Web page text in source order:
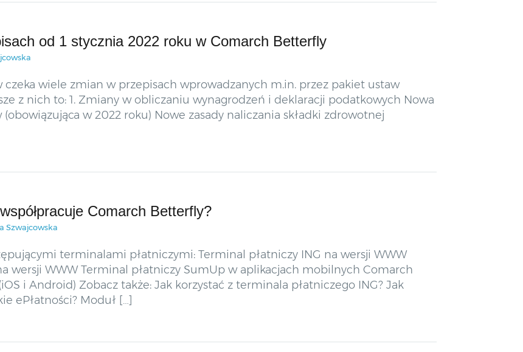
od 1 stycznia 2022 roku w Comarch Betterfly
wiele zmian w przepisach wprowadzanych m.in. przez pakiet ustaw
z nich to: 1. Zmiany w obliczaniu wynagrodzeń i deklaracji podatkowych Nowa
w 2022 roku) Nowe zasady naliczania składki zdrowotnej
Comarch Betterfly?
Szwajcowska
terminalami płatniczymi: Terminal płatniczy ING na wersji WWW
wersji WWW Terminal płatniczy SumUp w aplikacjach mobilnych Comarch
i Android) Zobacz także: Jak korzystać z terminala płatniczego ING? Jak
ePłatności? Moduł […]